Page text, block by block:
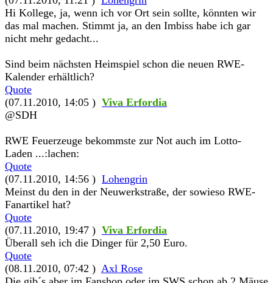
Hi Kollege, ja, wenn ich vor Ort sein sollte, könnten wir
das mal machen. Stimmt ja, an den Imbiss habe ich gar
nicht mehr gedacht...
Sind beim nächsten Heimspiel schon die neuen RWE-
Kalender erhältlich?
Quote
(07.11.2010, 14:05 ) Viva Erfordia
@SDH
RWE Feuerzeuge bekommste zur Not auch im Lotto-
Laden ...:lachen:
Quote
(07.11.2010, 14:56 ) Lohengrin
Meinst du den in der Neuwerkstraße, der sowieso RWE-
Fanartikel hat?
Quote
(07.11.2010, 19:47 ) Viva Erfordia
Überall seh ich die Dinger für 2,50 Euro.
Quote
(08.11.2010, 07:42 ) Axl Rose